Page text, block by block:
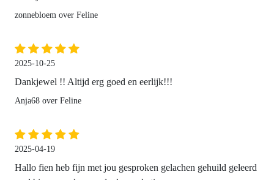
zonnebloem over Feline
2025-10-25
Dankjewel !! Altijd erg goed en eerlijk!!!
Anja68 over Feline
2025-04-19
Hallo fien heb fijn met jou gesproken gelachen gehuild geleerd